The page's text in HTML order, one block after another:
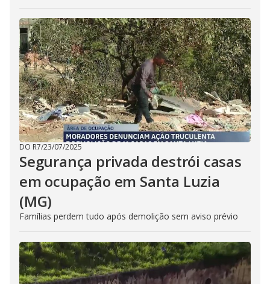
DO R7/23/07/2025
Segurança privada destrói casas
em ocupação em Santa Luzia
(MG)
Famílias perdem tudo após demolição sem aviso prévio